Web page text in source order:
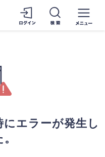
エラーが発生し